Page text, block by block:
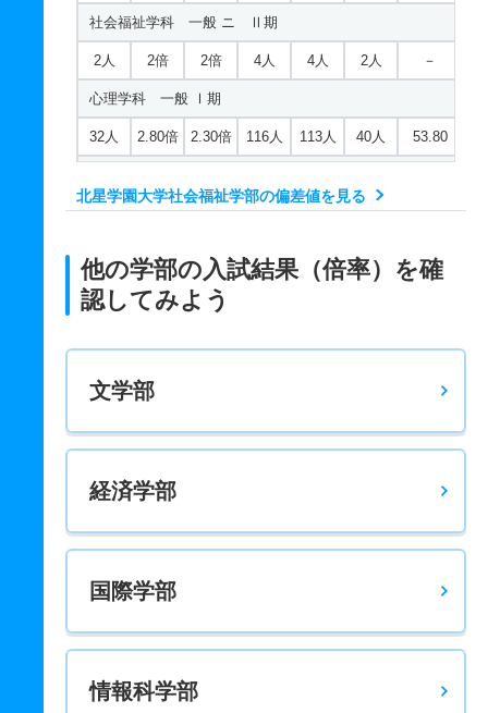
社会福祉学科 一般 ニ Ⅱ期
2人 2倍 2倍 4人 4人 2人 －
心理学科 一般 Ⅰ期
32人 2.80倍 2.30倍 116人 113人 40人 53.80
3人 4.30倍 － 13人 13人 3人 －
6人 2.70倍 2.20倍
北星学園大学社会福祉学部の偏差値を見る
他の学部の入試結果（倍率）を確
認してみよう
文学部
経済学部
国際学部
情報科学部